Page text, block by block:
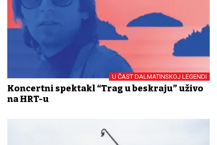
U ČAST DALMATINSKOJ LEGENDI
Koncertni spektakl “Trag u beskraju” uživo
na HRT-u